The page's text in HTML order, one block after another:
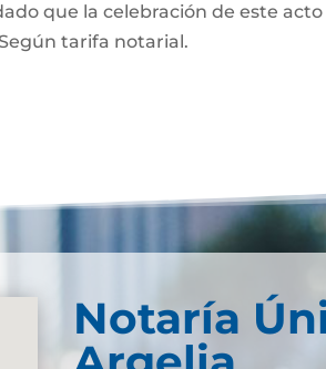
que la celebración de este
tarifa notarial.
Notaría